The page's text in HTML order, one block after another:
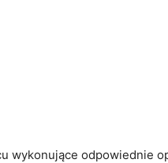
wykonujące odpowiednie